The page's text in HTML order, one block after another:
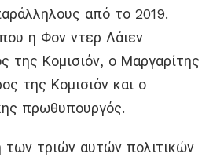
από το 2019.
η Φον ντερ Λάιεν
της Κομισιόν, ο Μαργαρίτης
της Κομισιόν και ο
πρωθυπουργός.
τριών αυτών πολιτικών